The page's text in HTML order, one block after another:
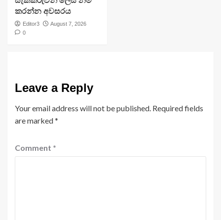
කරන්න අවසරය
Editor3
August 7, 2026
0
Leave a Reply
Your email address will not be published. Required fields
are marked*
Comment *